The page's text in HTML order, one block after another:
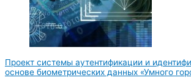
Проект системы аутентификации и
основе биометрических данных «Умного